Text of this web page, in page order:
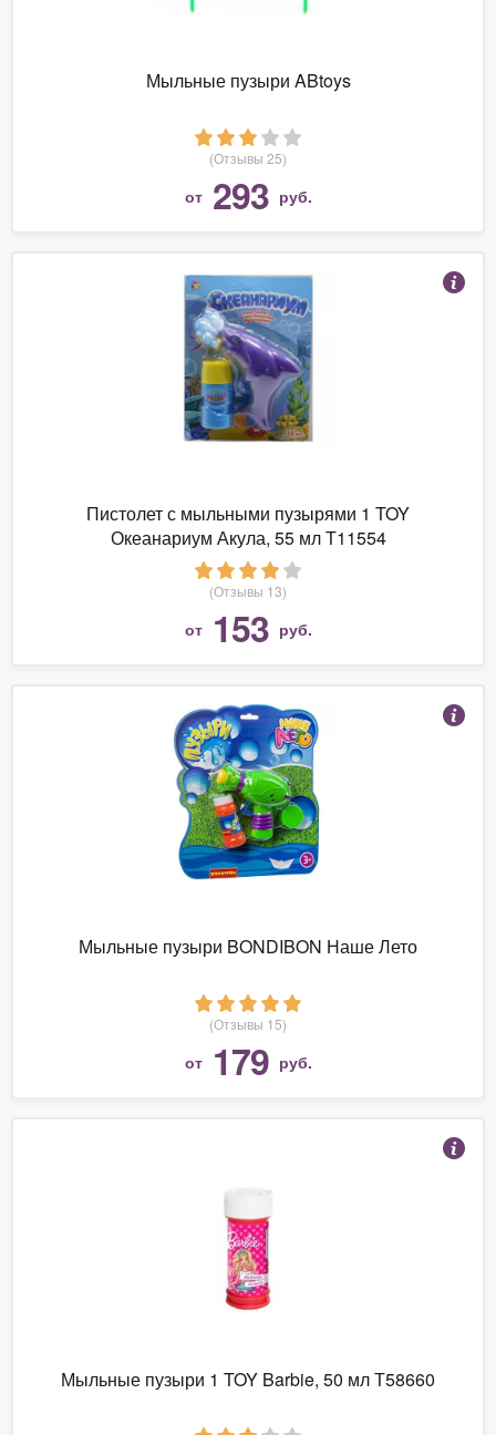
Мыльные пузыри ABtoys
(Отзывы 25)
от 293 руб.
Пистолет с мыльными пузырями 1 TOY
Океанариум Акула, 55 мл Т11554
(Отзывы 13)
от 153 руб.
Мыльные пузыри BONDIBON Наше Лето
(Отзывы 15)
от 179 руб.
Мыльные пузыри 1 TOY Barbie, 50 мл Т58660